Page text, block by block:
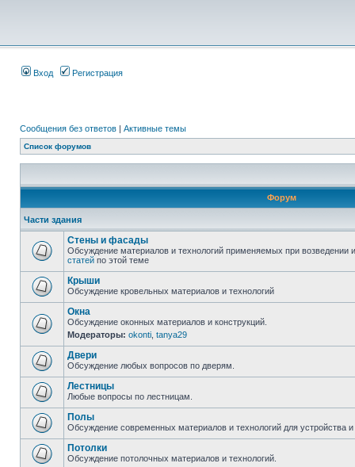
Вход Регистрация
Сообщения без ответов | Активные темы
Список форумов
Форум
Части здания
Стены и фасады
Обсуждение материалов и технологий применяемых при возведении
статей по этой теме
Крыши
Обсуждение кровельных материалов и технологий
Окна
Обсуждение оконных материалов и конструкций.
Модераторы: okonti tanya29
Двери
Обсуждение любых вопросов по дверям.
Лестницы
Любые вопросы по лестницам.
Полы
Обсуждение современных материалов и технологий для устройства
Потолки
Обсуждение потолочных материалов и технологий.